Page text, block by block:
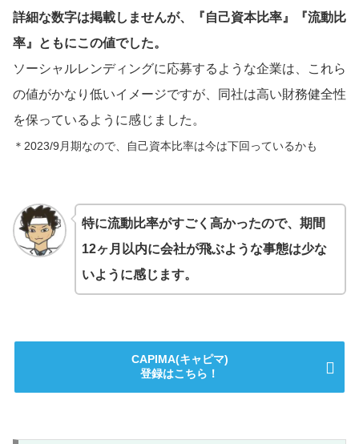
詳細な数字は掲載しませんが、『自己資本比率』『流動比
率』ともにこの値でした。
ソーシャルレンディングに応募するような企業は、これら
の値がかなり低いイメージですが、同社は高い財務健全性
を保っているように感じました。
＊2023/9月期なので、自己資本比率は今は下回っているかも
特に流動比率がすごく高かったので、期間
12ヶ月以内に会社が飛ぶような事態は少な
いように感じます。
CAPIMA(キャピマ)
登録はこちら！